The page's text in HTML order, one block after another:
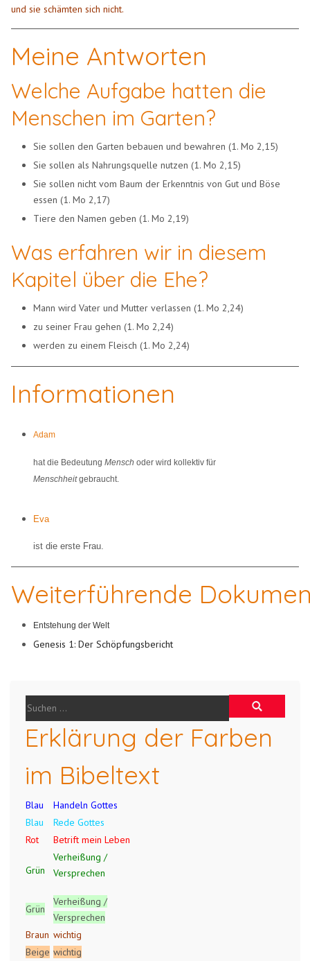
und sie schämten sich nicht.
Meine Antworten
Welche Aufgabe hatten die
Menschen im Garten?
Sie sollen den Garten bebauen und bewahren (1. Mo 2,15)
Sie sollen als Nahrungsquelle nutzen (1. Mo 2,15)
Sie sollen nicht vom Baum der Erkenntnis von Gut und Böse
essen (1. Mo 2,17)
Tiere den Namen geben (1. Mo 2,19)
Was erfahren wir in diesem
Kapitel über die Ehe?
Mann wird Vater und Mutter verlassen (1. Mo 2,24)
zu seiner Frau gehen (1. Mo 2,24)
werden zu einem Fleisch (1. Mo 2,24)
Informationen
Adam
hat die BedeutungMensch oder wird kollektiv für
Menschheitgebraucht.
Eva
ist die erste Frau.
Weiterführende
Entstehung der Welt
Genesis 1: Der Schöpfungsbericht
Erklärung der Farben
im Bibeltext
Blau
Handeln Gottes
Blau
Rede Gottes
Rot
Betrift mein Leben
Grün
Verheißung /
Versprechen
Grün
Verheißung /
Versprechen
Braun wichtig
Beige wichtig